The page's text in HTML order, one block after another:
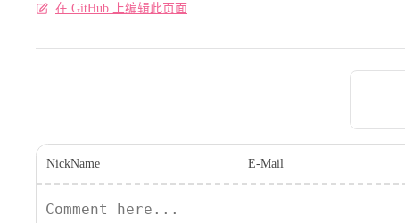
在 GitHub 上编辑此页面
NickName E-Mail